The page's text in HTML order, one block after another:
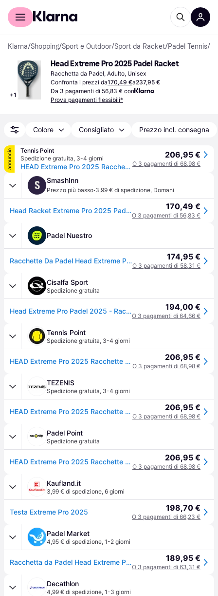
Per il tuo shopping
Klarna/Shopping/Sport e Outdoor/Sport da Racket/Padel Tennis/
+1
Head Extreme Pro 2025 Padel Racket
Racchetta da Padel, Adulto, Unisex
Confronta i prezzi da170,49 €a237,95 €
Da 3 pagamenti di 56,83 € con
Prova pagamenti flessibili*
Colore Consigliato Prezzo incl. consegna
annuncio
Tennis Point
Spedizione gratuita, 3-4 giorni
HEAD Extreme Pro 2025 Racchette da padel - blu scuro
206,95 €
O 3 pagamenti di 68,98 €
S SmashInn
Prezzo più basso·3,99 € di spedizione, Domani
Head Racket Extreme Pro 2025 Padel Racket Blu 170,49 €
O 3 pagamenti di 56,83 €
Padel Nuestro
Racchette Da Padel Head Extreme Pro 2025 174,95 €
O 3 pagamenti di 58,31 €
Cisalfa Sport
Spedizione gratuita
Head Extreme Pro Padel 2025 - Racchetta Padel Performance - Nero - UNICA 194,00 €
O 3 pagamenti di 64,66 €
Tennis Point
Spedizione gratuita, 3-4 giorni
HEAD Extreme Pro 2025 Racchette da padel - blu scuro 206,95 €
O 3 pagamenti di 68,98 €
TEZENIS
Spedizione gratuita, 3-4 giorni
HEAD Extreme Pro 2025 Racchette da padel - blu scuro 206,95 €
O 3 pagamenti di 68,98 €
Padel Point
Spedizione gratuita
HEAD Extreme Pro 2025 Racchette Da Padel - blu scuro 206,95 €
O 3 pagamenti di 68,98 €
Kaufland.it
3,99 € di spedizione, 6 giorni
Testa Extreme Pro 2025 198,70 €
O 3 pagamenti di 66,23 €
Padel Market
4,95 € di spedizione, 1-2 giorni
Racchetta da Padel Head Extreme Pro 2026 - Potenza Unisex 189,95 €
O 3 pagamenti di 63,31 €
Decathlon
4,99 € di spedizione, 1-3 giorni